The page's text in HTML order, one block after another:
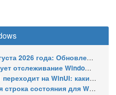
Windows 11 (включая KB5121003), ESU-обновления для Windows 10
по глобальному идентификатору устройства
какие системные элементы обновит Microsoft
с виджетами и поддержкой нескольких мониторов